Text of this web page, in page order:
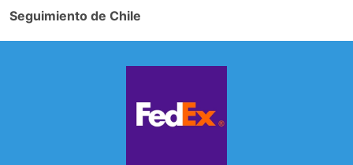
Seguimiento de Chile